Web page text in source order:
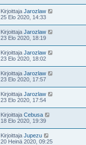
Kirjoittaja Jarozlaw
25 Elo 2020, 14:33
Kirjoittaja Jarozlaw
23 Elo 2020, 18:19
Kirjoittaja Jarozlaw
23 Elo 2020, 18:02
Kirjoittaja Jarozlaw
23 Elo 2020, 17:57
Kirjoittaja Jarozlaw
23 Elo 2020, 17:54
Kirjoittaja Cebusa
18 Elo 2020, 19:39
Kirjoittaja Jupezu
20 Heinä 2020, 09:25